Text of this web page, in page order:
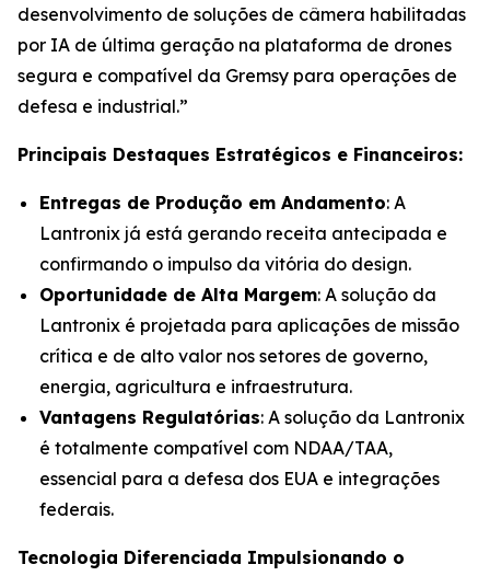
desenvolvimento de soluções de câmera habilitadas
por IA de última geração na plataforma de drones
segura e compatível da Gremsy para operações de
defesa e industrial.”
Principais Destaques Estratégicos e Financeiros:
Entregas de Produção em Andamento: A
Lantronix já está gerando receita antecipada e
confirmando o impulso da vitória do design.
Oportunidade de Alta Margem: A solução da
Lantronix é projetada para aplicações de missão
crítica e de alto valor nos setores de governo,
energia, agricultura e infraestrutura.
Vantagens Regulatórias: A solução da Lantronix
é totalmente compatível com NDAA/TAA,
essencial para a defesa dos EUA e integrações
federais.
Tecnologia Diferenciada Impulsionando o